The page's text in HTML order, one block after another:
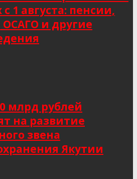
с 1 августа: пенсии,
ОСАГО и другие
млрд рублей
на развитие
звена
Якутии